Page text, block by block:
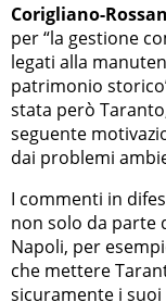
Corigliano-
per “la gestione
legati alla
patrimonio
stata però
seguente
dai problemi
I commenti in
non solo da parte
Napoli, per
che mettere
sicuramente i